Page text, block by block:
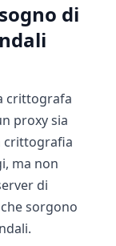
di
crittografa
proxy sia
crittografia
ma non
di
sorgono